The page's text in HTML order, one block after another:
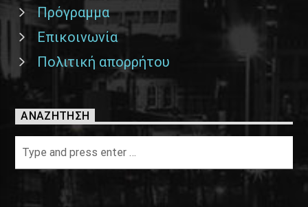
Πρόγραμμα
Επικοινωνία
Πολιτική απορρήτου
ΑΝΑΖΉΤΗΣΗ